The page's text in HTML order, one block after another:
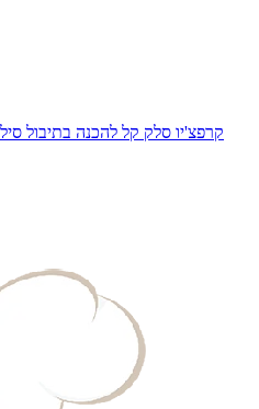
קרפצ'יו סלק קל להכנה בתיבול